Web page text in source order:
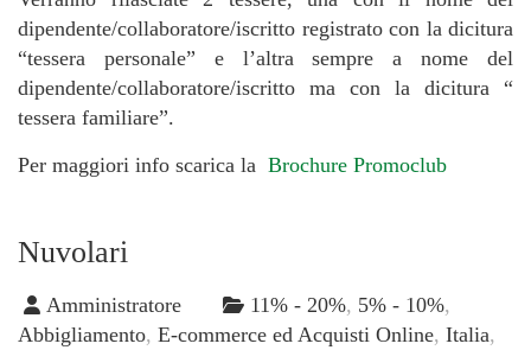
dipendente/collaboratore/iscritto registrato con la dicitura
“tessera personale” e l’altra sempre a nome del
dipendente/collaboratore/iscritto ma con la dicitura “
tessera familiare”.
Per maggiori info scarica la Brochure Promoclub
Nuvolari
Amministratore 11% - 20%, 5% - 10%,
Abbigliamento, E-commerce ed Acquisti Online, Italia,